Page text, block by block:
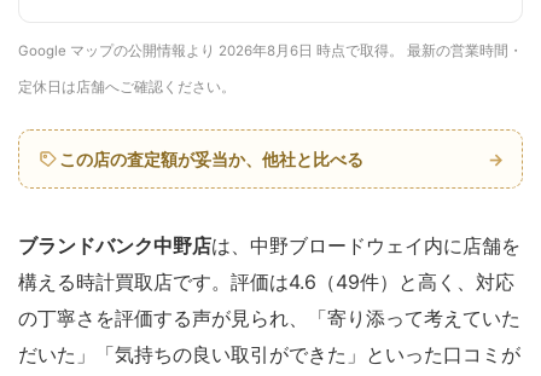
Google マップの公開情報より 2026年8月6日 時点で取得。 最新の営業時間・
定休日は店舗へご確認ください。
この店の査定額が妥当か、他社と比べる →
ブランドバンク中野店は、中野ブロードウェイ内に店舗を
構える時計買取店です。評価は4.6（49件）と高く、対応
の丁寧さを評価する声が見られ、「寄り添って考えていた
だいた」「気持ちの良い取引ができた」といった口コミが